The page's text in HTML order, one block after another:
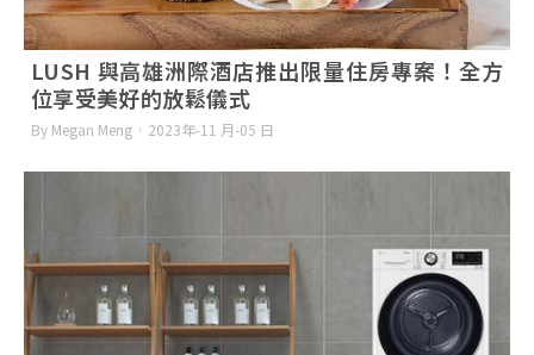
LUSH 與高雄洲際酒店推出限量住房專案！全方
位享受美好的放鬆儀式
By Megan Meng 2023年-11 月-05 日